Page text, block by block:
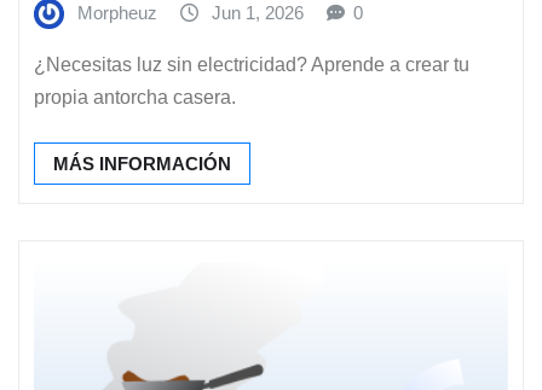
Morpheuz Jun 1, 2026 0
¿Necesitas luz sin electricidad? Aprende a crear tu
propia antorcha casera.
MÁS INFORMACIÓN